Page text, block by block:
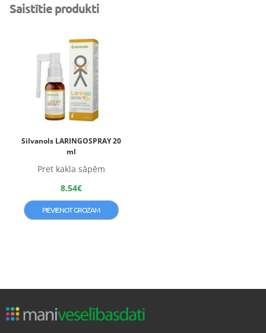
Saistītie produkti
Silvanols LARINGOSPRAY 20
ml
Pret kakla sāpēm
8.54€
PIEVIENOT GROZAM